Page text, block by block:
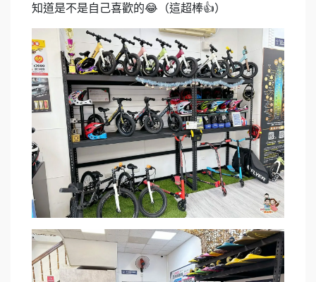
知道是不是自己喜歡的😂（這超棒👍）